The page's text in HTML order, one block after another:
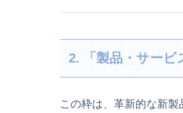
2. 「製品・サービ
この枠は、革新的な新